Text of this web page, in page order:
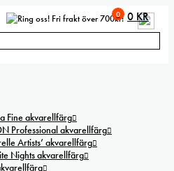
Fri frakt över 700kr!
0 0 KR
Fine akvarellfärg
Professional akvarellfärg
Artists’ akvarellfärg
Nights akvarellfärg